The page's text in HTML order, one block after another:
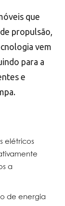
que
propulsão,
vem
para a
e
elétricos
a
de energia